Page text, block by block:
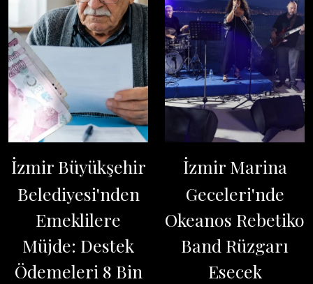
İzmir Büyükşehir
Belediyesi'nden
Emeklilere
Müjde: Destek
Ödemeleri 8 Bin
İzmir Marina
Geceleri'nde
Okeanos Rebetiko
Band Rüzgarı
Esecek